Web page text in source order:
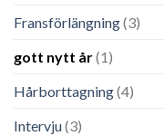
Fransförlängning(3)
gott nytt år(1)
Hårborttagning(4)
Intervju(3)